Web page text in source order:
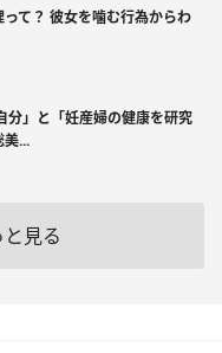
て？ 彼女を噛む行為からわ
分」と「妊産婦の健康を研究
美...
見る